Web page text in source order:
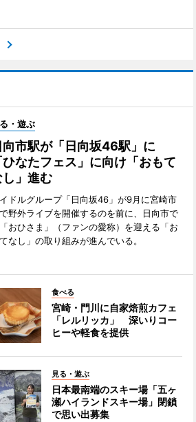
・遊ぶ
向市駅が「日向坂46駅」に
ひなたフェス」に向け「おもて
し」進む
ドルグループ「日向坂46」が9月に宮崎市
野外ライブを開催するのを前に、日向市で
おひさま」（ファンの愛称）を迎える「お
なし」の取り組みが進んでいる。
食べる
宮崎・門川に自家焙煎カフェ
「レルリッカ」 深いりコー
ヒーや軽食を提供
見る・遊ぶ
日本最南端のスキー場「五ヶ
瀬ハイランドスキー場」閉鎖
で思い出募集